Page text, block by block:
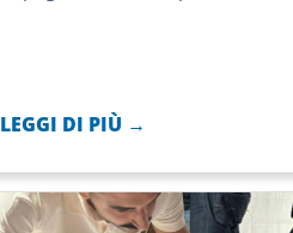
LEGGI DI PIÙ →